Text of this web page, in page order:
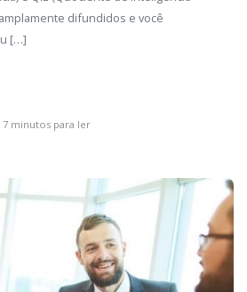
difundidos e você
[…]
7 minutos para ler